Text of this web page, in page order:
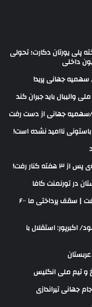
پلی یورتان دکارت؛ تحولی
داخلی
جهانی پرید!
والیبال باید جبران کند
سهمیه جهانی از دست رفت
ناامید نشده است!
رفت!
در تورنمنت کافا
استقلال با سهراب ستاره سوم را می‌گرفت | سقف پرداختی ما ۶۰۰
اکبرپور: استقلال با
و تیم ملی انگلیس
جهانی تیراندازی